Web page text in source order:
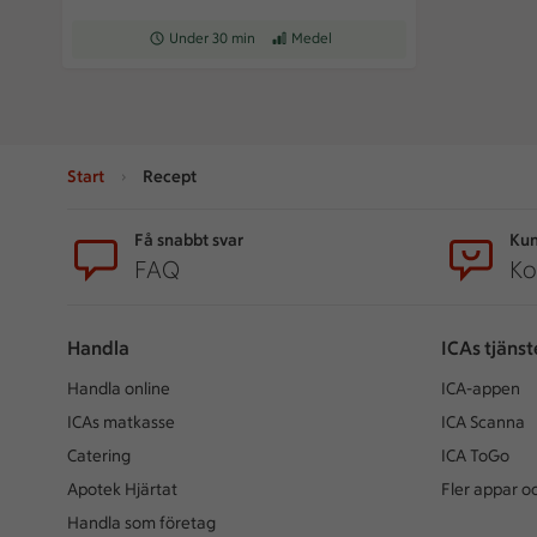
Receptet tar Under 30 min att tillaga
Under 30 min Receptet har Medel svårighetsgrad
Medel
Start Recept
Få snabbt svar
FAQ
Handla
Handla online
ICAs matkasse
Catering
Apotek Hjärtat
Handla som företag
ICAs
ICA-appen
ICA Scanna
ICA ToGo
Fler appar